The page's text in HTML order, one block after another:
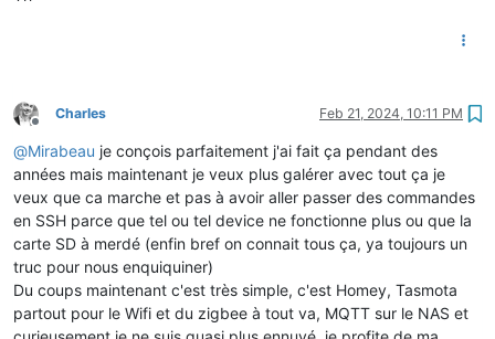
Offline
Charles Feb 21, 2024, 10:11 PM
@Mirabeau je conçois parfaitement j'ai fait ça pendant des
années mais maintenant je veux plus galérer avec tout ça je
veux que ca marche et pas à avoir aller passer des commandes
en SSH parce que tel ou tel device ne fonctionne plus ou que la
carte SD à merdé (enfin bref on connait tous ça, ya toujours un
truc pour nous enquiquiner)
Du coups maintenant c'est très simple, c'est Homey, Tasmota
partout pour le Wifi et du zigbee à tout va, MQTT sur le NAS et